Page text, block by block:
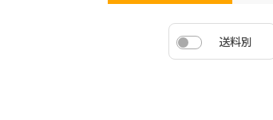
送料別